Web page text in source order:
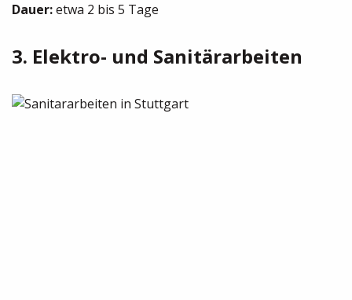
Dauer:etwa 2 bis 5 Tage
3. Elektro- und Sanitärarbeiten